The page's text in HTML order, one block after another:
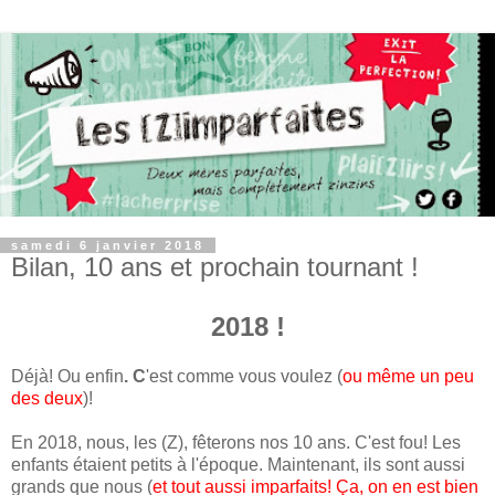
samedi 6 janvier 2018
Bilan, 10 ans et prochain tournant !
2018 !
Déjà! Ou enfin. C'est comme vous voulez (ou même un peu
des deux)!
En 2018, nous, les (Z), fêterons nos 10 ans. C'est fou! Les
enfants étaient petits à l'époque. Maintenant, ils sont aussi
grands que nous (et tout aussi imparfaits! Ça, on en est bien